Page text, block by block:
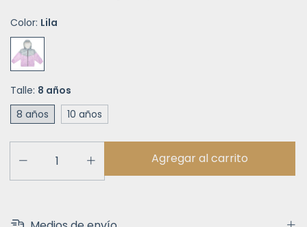
Color: Lila
Talle: 8 años
8 años
10 años